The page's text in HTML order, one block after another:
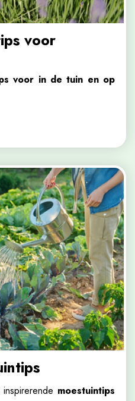
voor
voor in de tuin en op
moestuintips